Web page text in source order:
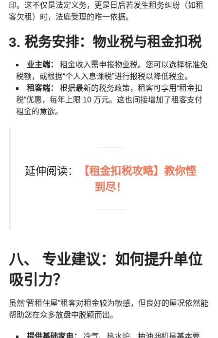
印。这不仅是法定义务，更是日后若发生租务纠纷（如租
客欠租）时，法庭受理的唯一依据。
3. 税务安排：物业税与租金扣税
业主端：
租金收入需申报物业税。您可以选择标准免
税额，或根据“个人入息课税”进行报税以降低税金。
租客端：
根据最新的税务政策，租客可享用“租金扣
税”优惠，每年上限 10 万元。这也间接增加了租客支付
租金的意欲。
延伸阅读：
【租金扣税攻略】教你悭
到尽！
八、 专业建议：如何提升单位
吸引力？
虽然“暂租住屋”租客对租金较为敏感，但良好的屋况依然能
帮助您在众多放盘中脱颖而出。
提供基础家电： 冷气、热水炉、抽油烟机是基本要